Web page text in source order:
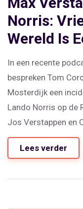
Norris:
Wereld Is
In een recente
bespreken Tom
Mosterdijk een
Lando Norris op de
Jos Verstappen en
De podcast nodigt
op de
Lees verder